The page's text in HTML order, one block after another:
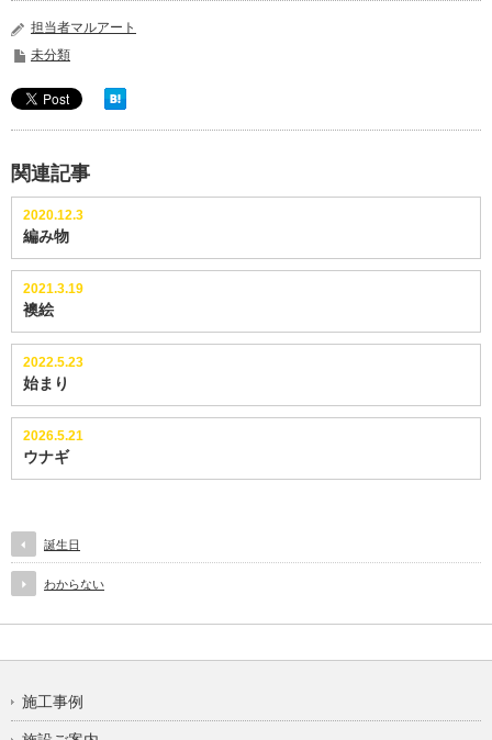
担当者マルアート
未分類
関連記事
2020.12.3
編み物
2021.3.19
襖絵
2022.5.23
始まり
2026.5.21
ウナギ
誕生日
わからない
施工事例